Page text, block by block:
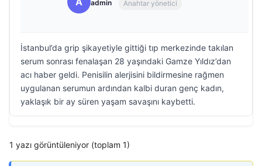
admin Anahtar yönetici
İstanbul’da grip şikayetiyle gittiği tıp merkezinde takılan
serum sonrası fenalaşan 28 yaşındaki Gamze Yıldız’dan
acı haber geldi. Penisilin alerjisini bildirmesine rağmen
uygulanan serumun ardından kalbi duran genç kadın,
yaklaşık bir ay süren yaşam savaşını kaybetti.
1 yazı görüntüleniyor (toplam 1)